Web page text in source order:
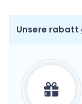
Unsere rabatt